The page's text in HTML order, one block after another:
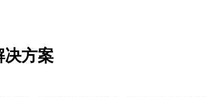
决方案